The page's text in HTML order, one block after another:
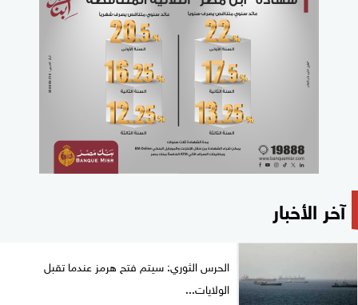
آخر الأخبار
الحرس الثوري: سيتم فتح هرمز عندما تقبل
الولايات...